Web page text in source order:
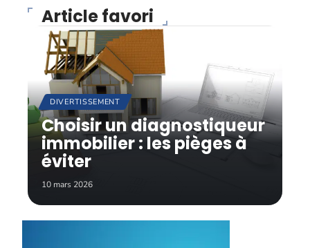
Article favori
DIVERTISSEMENT
Choisir un diagnostiqueur
immobilier : les pièges à
éviter
10 mars 2026